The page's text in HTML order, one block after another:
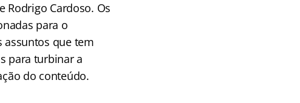
Rodrigo Cardoso. Os
para o
assuntos que tem
para turbinar a
do conteúdo.